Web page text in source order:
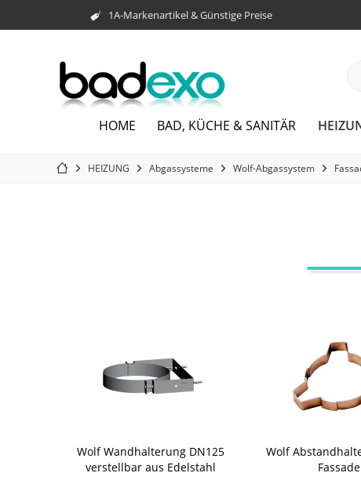
1A-Markenartikel & Günstige Preise
HOME BAD, KÜCHE & SANITÄR
HEIZUNG Abgassysteme Wolf-Abgassystem
Wolf Wandhalterung DN125
verstellbar aus Edelstahl
Wolf
Fassade